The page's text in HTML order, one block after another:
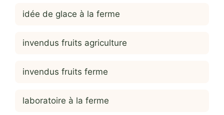
idée de glace à la ferme
invendus fruits agriculture
invendus fruits ferme
laboratoire à la ferme